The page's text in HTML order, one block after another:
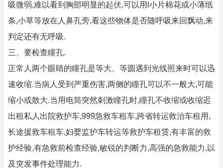
吸微弱,难以看到胸部明显的起伏,可以用l小片棉花或小薄纸
条,小草等放在人鼻孔旁,看这些物体是否随呼吸来回飘动,来
判定还有无呼吸.
三、要检查瞳孔.
正常人两个眼睛的瞳孔是等大、等圆遇到光线照来时可以迅
速收缩.当病人受到严重伤害,两侧的瞳孔可以不一般大,可能
缩小或散大.当用电筒突然刺激瞳孔时,瞳孔不收缩或收缩迟
出租私人出院救护车,999急救车租车,跨省转运救治车租用,
长途援救车租车,妇婴监护车转运等救护车租赁,有丰富的救
护经验,有急救前检查经验,敏锐的判断力,高强的急救能力,以
及突发事件处理能力.